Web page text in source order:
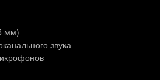
мм)
звука